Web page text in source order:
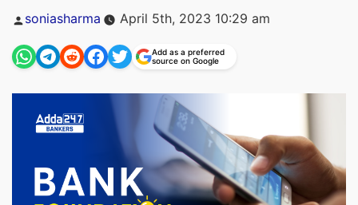
Posted
soniasharma April 5th, 2023 10:29 am
Add as a preferred
source on Google